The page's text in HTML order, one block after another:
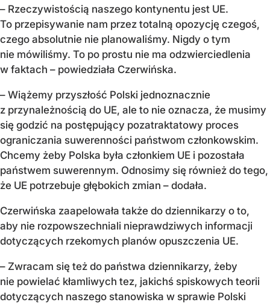
– Rzeczywistością naszego kontynentu jest UE.
To przepisywanie nam przez totalną opozycję czegoś,
czego absolutnie nie planowaliśmy. Nigdy o tym
nie mówiliśmy. To po prostu nie ma odzwierciedlenia
w faktach – powiedziała Czerwińska.
– Wiążemy przyszłość Polski jednoznacznie
z przynależnością do UE, ale to nie oznacza, że musimy
się godzić na postępujący pozatraktatowy proces
ograniczania suwerenności państwom członkowskim.
Chcemy żeby Polska była członkiem UE i pozostała
państwem suwerennym. Odnosimy się również do tego,
że UE potrzebuje głębokich zmian – dodała.
Czerwińska zaapelowała także do dziennikarzy o to,
aby nie rozpowszechniali nieprawdziwych informacji
dotyczących rzekomych planów opuszczenia UE.
– Zwracam się też do państwa dziennikarzy, żeby
nie powielać kłamliwych tez, jakichś spiskowych teorii
dotyczących naszego stanowiska w sprawie Polski